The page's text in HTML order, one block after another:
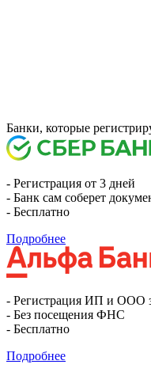
Банки, которые
- Регистрация от 3 дней
- Банк сам соберет
- Бесплатно
Подробнее
- Регистрация ИП и ООО
- Без посещения ФНС
- Бесплатно
Подробнее